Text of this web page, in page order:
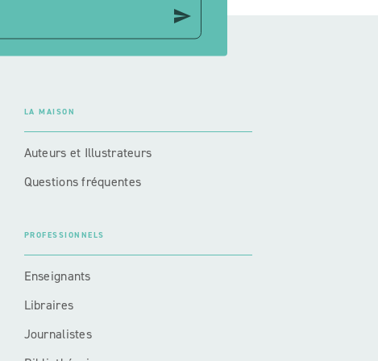
send
LA MAISON
Auteurs et Illustrateurs
Questions fréquentes
PROFESSIONNELS
Enseignants
Libraires
Journalistes